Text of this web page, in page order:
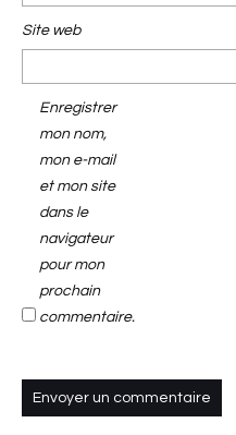
Site web
Enregistrer
mon nom,
mon e-mail
et mon site
dans le
navigateur
pour mon
prochain
commentaire.